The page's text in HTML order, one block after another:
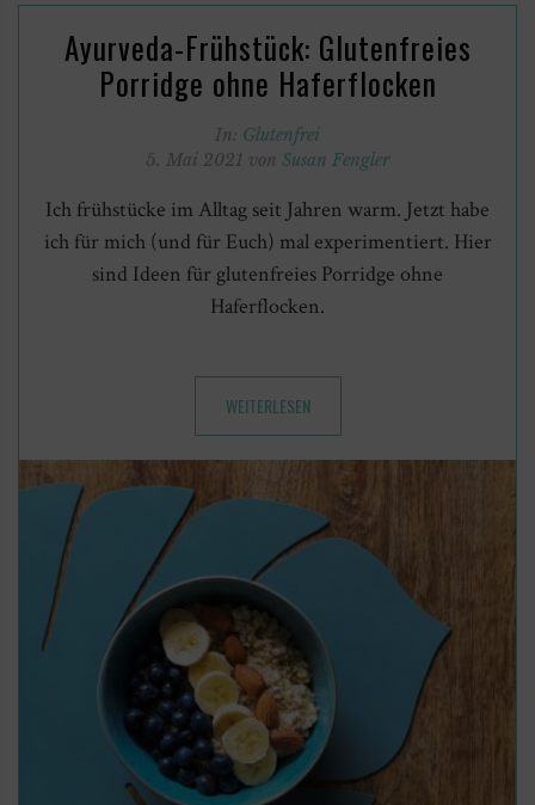
Ayurveda-Frühstück: Glutenfreies
Porridge ohne Haferflocken
In: Glutenfrei
5. Mai 2021 von Susan Fengler
Ich frühstücke im Alltag seit Jahren warm. Jetzt habe
ich für mich (und für Euch) mal experimentiert. Hier
sind Ideen für glutenfreies Porridge ohne
Haferflocken.
WEITERLESEN